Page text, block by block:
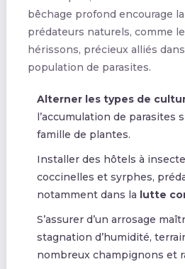
bêchage profond encourage
prédateurs naturels, comme
hérissons, précieux alliés
population de parasites.
Alterner les types de
l’accumulation de parasites
famille de plantes.
Installer des hôtels à
coccinelles et syrphes,
notamment dans la lutte
S’assurer d’un arrosage
stagnation d’humidité,
nombreux champignons et